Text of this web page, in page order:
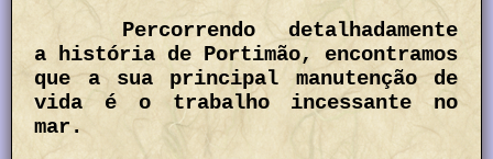
Percorrendo detalhadamente
a história de Portimão, encontramos
que a sua principal manutenção de
vida é o trabalho incessante no
mar.